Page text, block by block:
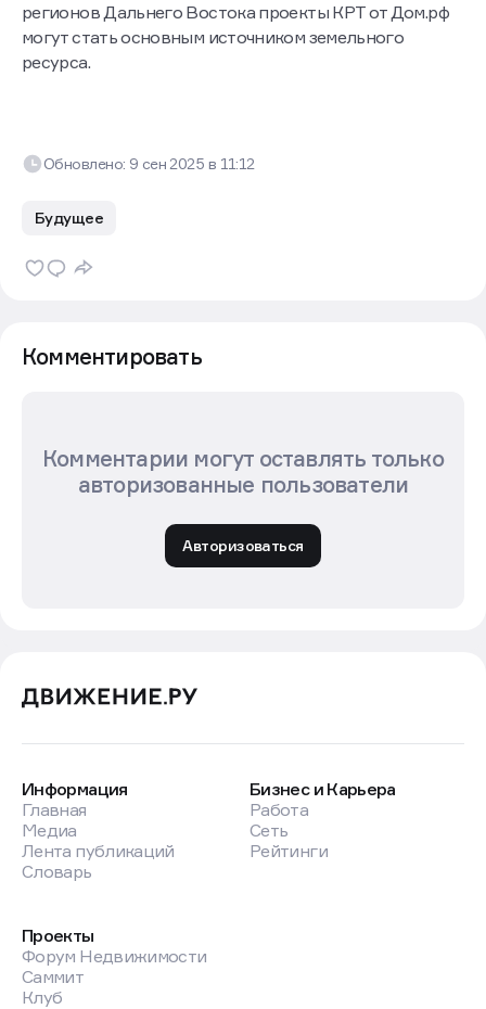
регионов Дальнего Востока проекты КРТ от Дом.рф
могут стать основным источником земельного
ресурса.
Обновлено: 9 сен 2025 в 11:12
Будущее
Комментировать
Комментарии могут оставлять только
авторизованные пользователи
Авторизоваться
Информация
Главная
Медиа
Лента публикаций
Словарь
Бизнес и Карьера
Работа
Сеть
Рейтинги
Проекты
Форум Недвижимости
Саммит
Клуб